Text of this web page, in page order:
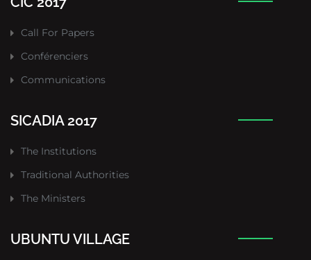
Call For Papers
Conférenciers
Communications
SICADIA 2017
The Institutions
Traditional Authorities
The Ministers
UBUNTU VILLAGE